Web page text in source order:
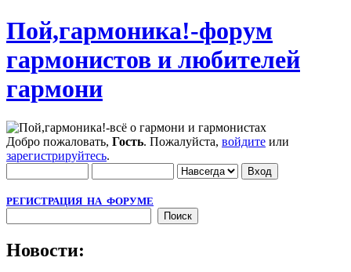
Пой,гармоника!-форум
гармонистов и любителей
гармони
Добро пожаловать, Гость. Пожалуйста, войдите или
зарегистрируйтесь.
РЕГИСТРАЦИЯ НА ФОРУМЕ
Новости: